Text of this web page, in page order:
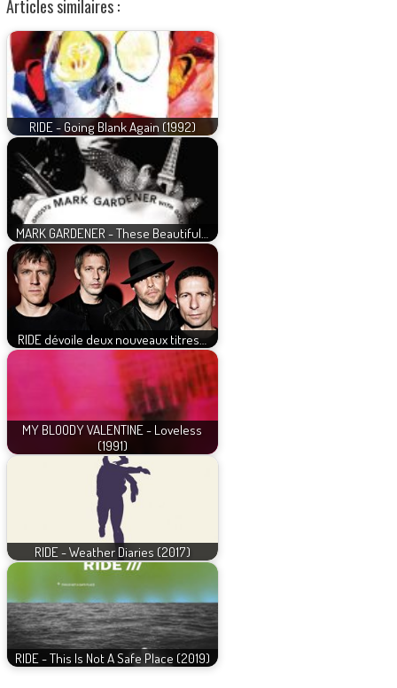
Articles similaires :
RIDE - Going Blank Again (1992)
MARK GARDENER - These Beautiful…
RIDE dévoile deux nouveaux titres…
MY BLOODY VALENTINE - Loveless
(1991)
RIDE - Weather Diaries (2017)
RIDE - This Is Not A Safe Place (2019)